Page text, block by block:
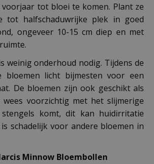
tot bloei te komen. Plant ze
tot halfschaduwrijke plek in goed
ongeveer 10-15 cm diep en met
weinig onderhoud nodig. Tijdens de
licht bijmesten voor een
De bloemen zijn ook geschikt als
wees voorzichtig met het slijmerige
komt, dit kan huidirritatie
schadelijk voor andere bloemen in
Minnow Bloembollen